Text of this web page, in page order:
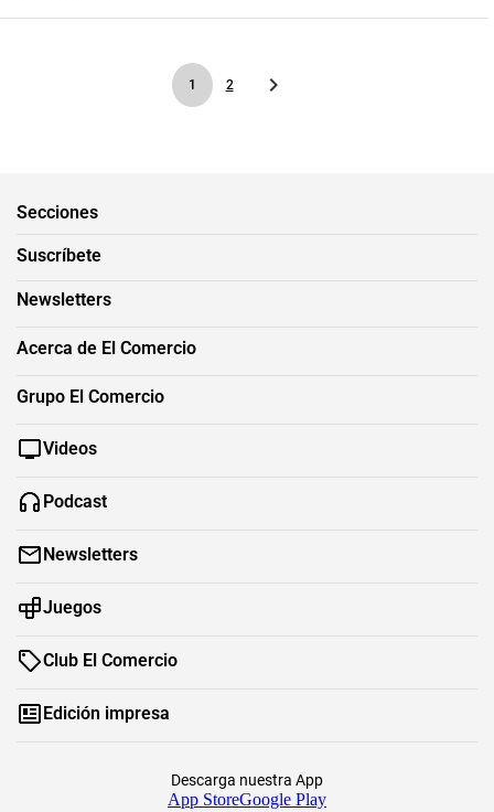
1 2
Secciones
Suscríbete
Newsletters
Acerca de El Comercio
Grupo El Comercio
Videos
Podcast
Newsletters
Juegos
Club El Comercio
Edición impresa
Descarga nuestra App
App StoreGoogle Play